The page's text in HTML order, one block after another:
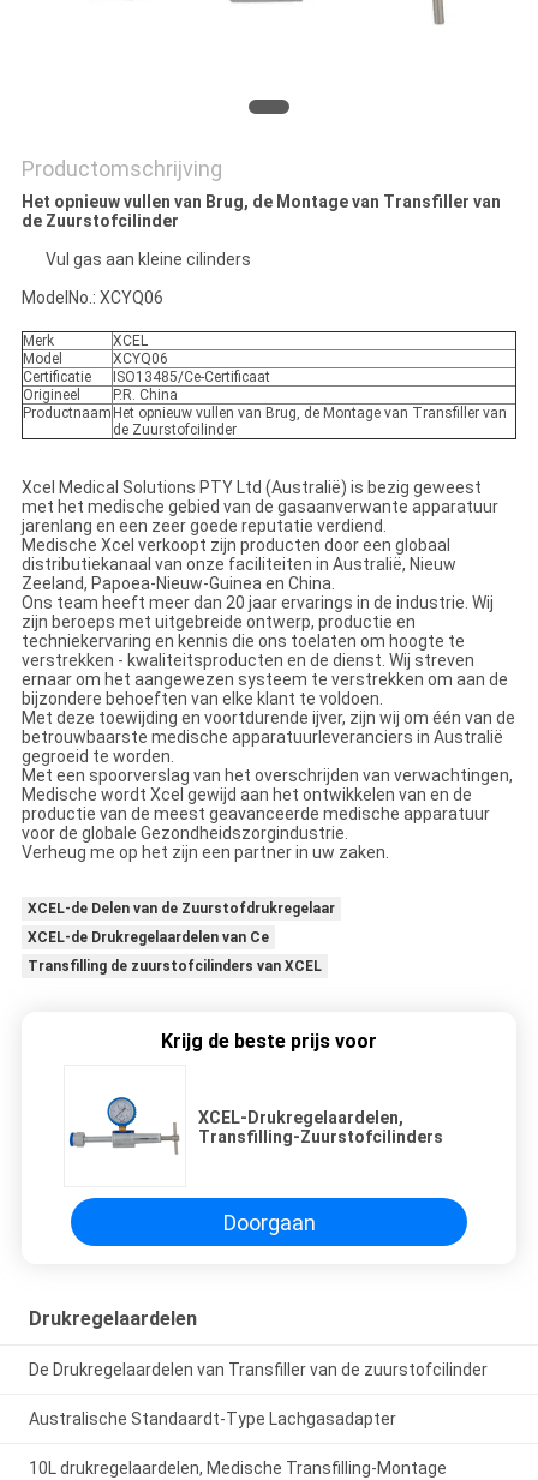
Productomschrijving
Het opnieuw vullen van Brug, de Montage van Transfiller van
de Zuurstofcilinder
Vul gas aan kleine cilinders
ModelNo.: XCYQ06
Merk
XCEL
Model
XCYQ06
Certificatie
ISO13485/Ce-Certificaat
Origineel
P.R. China
Productnaam Het opnieuw vullen van Brug, de Montage van Transfiller van
de Zuurstofcilinder
Xcel Medical Solutions PTY Ltd (Australië) is bezig geweest
met het medische gebied van de gasaanverwante apparatuur
jarenlang en een zeer goede reputatie verdiend.
Medische Xcel verkoopt zijn producten door een globaal
distributiekanaal van onze faciliteiten in Australië, Nieuw
Zeeland, Papoea-Nieuw-Guinea en China.
Ons team heeft meer dan 20 jaar ervarings in de industrie. Wij
zijn beroeps met uitgebreide ontwerp, productie en
techniekervaring en kennis die ons toelaten om hoogte te
verstrekken - kwaliteitsproducten en de dienst. Wij streven
ernaar om het aangewezen systeem te verstrekken om aan de
bijzondere behoeften van elke klant te voldoen.
Met deze toewijding en voortdurende ijver, zijn wij om één van de
betrouwbaarste medische apparatuurleveranciers in Australië
gegroeid te worden.
Met een spoorverslag van het overschrijden van verwachtingen,
Medische wordt Xcel gewijd aan het ontwikkelen van en de
productie van de meest geavanceerde medische apparatuur
voor de globale Gezondheidszorgindustrie.
Verheug me op het zijn een partner in uw zaken.
XCEL-de Delen van de Zuurstofdrukregelaar
XCEL-de Drukregelaardelen van Ce
Transfilling de zuurstofcilinders van XCEL
Krijg de beste prijs voor
XCEL-Drukregelaardelen,
Transfilling-Zuurstofcilinders
Doorgaan
Drukregelaardelen
De Drukregelaardelen van Transfiller van de zuurstofcilinder
Australische Standaardt-Type Lachgasadapter
10L drukregelaardelen, Medische Transfilling-Montage